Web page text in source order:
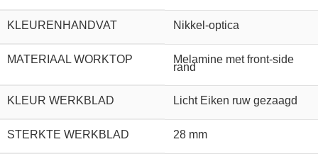
KLEURENHANDVAT Nikkel-optica
MATERIAAL WORKTOP Melamine met front-side
rand
KLEUR WERKBLAD Licht Eiken ruw gezaagd
STERKTE WERKBLAD 28 mm